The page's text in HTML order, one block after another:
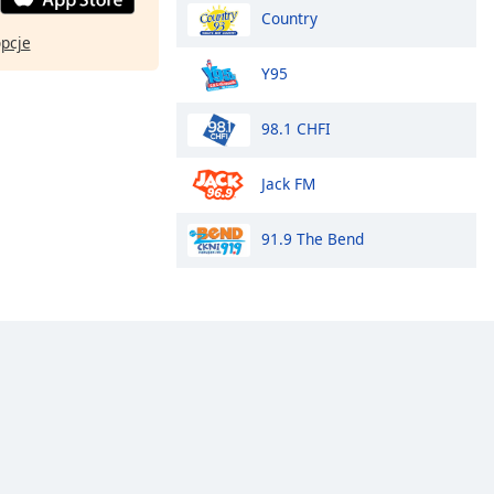
Country
Y95
98.1 CHFI
Jack FM
91.9 The Bend